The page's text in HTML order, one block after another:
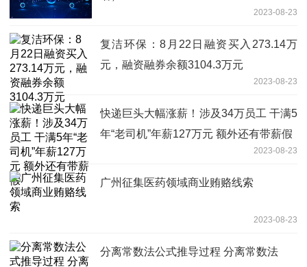
2023-08-23
复洁环保：8月22日融资买入273.14万
元，融资融券余额3104.3万元
2023-08-23
快递巨头大幅涨薪！涉及34万员工 干满5
年“老司机”年薪127万元 额外还有带薪假
2023-08-23
广州征集医药领域商业贿赂线索
2023-08-23
分离常数法公式推导过程 分离常数法